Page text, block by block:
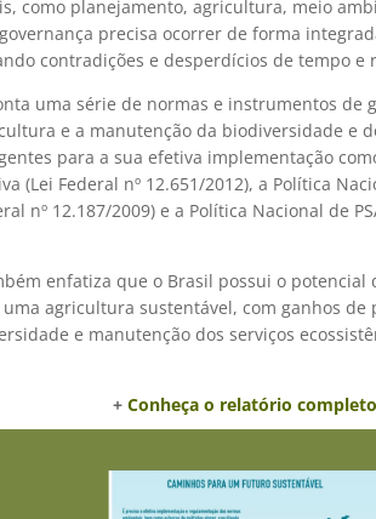
como planejamento, agricultura, meio
precisa ocorrer de forma
contradições e desperdícios de tempo e
uma série de normas e instrumentos de
e a manutenção da biodiversidade e
para a sua efetiva implementação
(Lei Federal nº 12.651/2012), a Política
nº 12.187/2009) e a Política Nacional de
enfatiza que o Brasil possui o potencial
agricultura sustentável, com ganhos de
e manutenção dos serviços
+ Conheça o relatório completo